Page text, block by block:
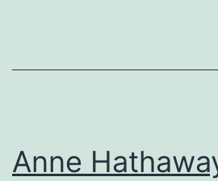
Anne